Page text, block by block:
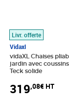
Livr. offerte
Vidaxl
vidaXL Chaises
jardin avec
Teck solide
319,08€ HT